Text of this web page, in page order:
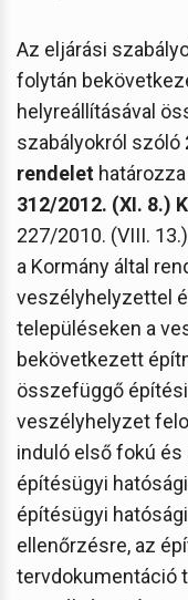
Az eljárási
folytán
helyreállításával
szabályokról szóló
rendelet
312/2012. (XI. 8.)
227/2010. (VIII.
a Kormány által
veszélyhelyzettel
településeken a
bekövetkezett
összefüggő
veszélyhelyzet
induló első fokú
építésügyi
építésügyi
ellenőrzésre, az
tervdokumentáció